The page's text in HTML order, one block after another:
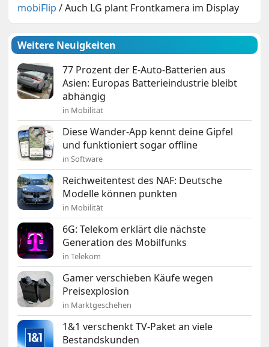
mobiFlip /Auch LG plant Frontkamera im Display
Weitere Neuigkeiten
77 Prozent der E-Auto-Batterien aus
Asien: Europas Batterieindustrie bleibt
abhängig
in Mobilität
Diese Wander-App kennt deine Gipfel
und funktioniert sogar offline
in Software
Reichweitentest des NAF: Deutsche
Modelle können punkten
in Mobilität
6G: Telekom erklärt die nächste
Generation des Mobilfunks
in Telekom
Gamer verschieben Käufe wegen
Preisexplosion
in Marktgeschehen
1&1 verschenkt TV-Paket an viele
Bestandskunden